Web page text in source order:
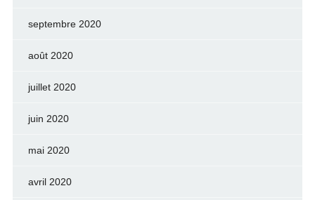
septembre 2020
août 2020
juillet 2020
juin 2020
mai 2020
avril 2020